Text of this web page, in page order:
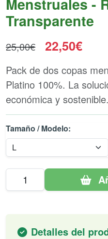
Menstruales -
Transparente
25,00€ 22,50€
Pack de dos copas
Platino 100%. La
económica y sostenible.
Tamaño / Modelo:
Detalles del